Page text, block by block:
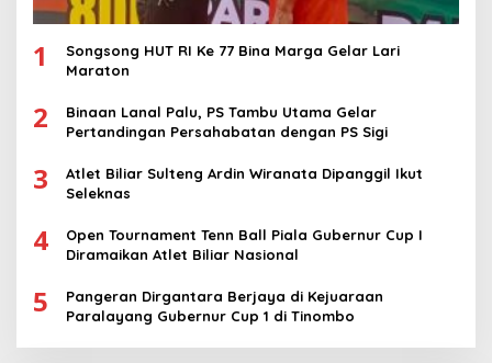
1
Songsong HUT RI Ke 77 Bina Marga Gelar Lari
Maraton
2
Binaan Lanal Palu, PS Tambu Utama Gelar
Pertandingan Persahabatan dengan PS Sigi
3
Atlet Biliar Sulteng Ardin Wiranata Dipanggil Ikut
Seleknas
4
Open Tournament Tenn Ball Piala Gubernur Cup I
Diramaikan Atlet Biliar Nasional
5
Pangeran Dirgantara Berjaya di Kejuaraan
Paralayang Gubernur Cup 1 di Tinombo